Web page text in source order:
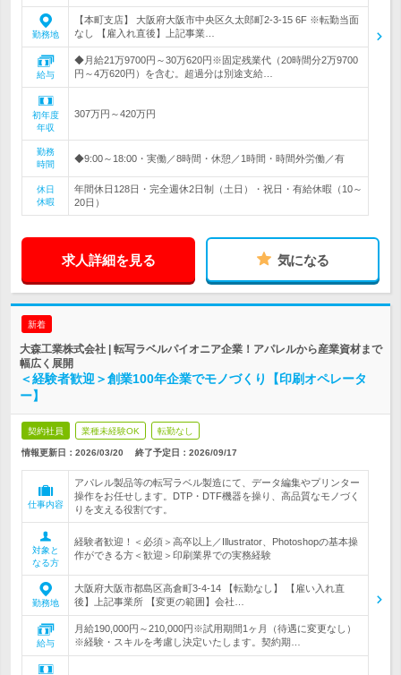
勤務地
【本町支店】 大阪府大阪市中央区久太郎町2-3-15 6F ※転勤当面
なし 【雇入れ直後】上記事業…
給与
◆月給21万9700円～30万620円※固定残業代（20時間分2万9700
円～4万620円）を含む。超過分は別途支給…
初年度
年収
307万円～420万円
勤務
時間
◆9:00～18:00・実働／8時間・休憩／1時間・時間外労働／有
休日
休暇
年間休日128日・完全週休2日制（土日）・祝日・有給休暇（10～
20日）
求人詳細を見る 気になる
新着
大森工業株式会社 | 転写ラベルパイオニア企業！アパレルから産業資材まで
幅広く展開
＜経験者歓迎＞創業100年企業でモノづくり【印刷オペレータ
ー】
契約社員 業種未経験OK 転勤なし
情報更新日：2026/03/20 終了予定日： 2026/09/17
仕事内容
アパレル製品等の転写ラベル製造にて、データ編集やプリンター
操作をお任せします。DTP・DTF機器を操り、高品質なモノづく
りを支える役割です。
対象と
なる方
経験者歓迎！＜必須＞高卒以上／Illustrator、Photoshopの基本操
作ができる方＜歓迎＞印刷業界での実務経験
勤務地
大阪府大阪市都島区高倉町3-4-14 【転勤なし】 【雇い入れ直
後】上記事業所 【変更の範囲】会社…
給与
月給190,000円～210,000円※試用期間1ヶ月（待遇に変更なし）
※経験・スキルを考慮し決定いたします。契約期…